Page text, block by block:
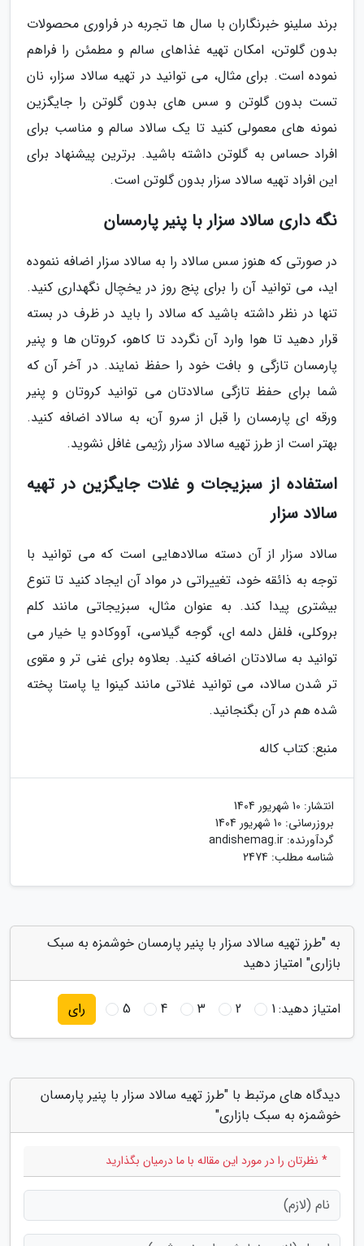
برند سلینو خبرنگاران با سال ها تجربه در فراوری محصولات
بدون گلوتن، امکان تهیه غذاهای سالم و مطمئن را فراهم
نموده است. برای مثال، می توانید در تهیه سالاد سزار، نان
تست بدون گلوتن و سس های بدون گلوتن را جایگزین
نمونه های معمولی کنید تا یک سالاد سالم و مناسب برای
افراد حساس به گلوتن داشته باشید. برترین پیشنهاد برای
این افراد تهیه سالاد سزار بدون گلوتن است.
نگه داری سالاد سزار با پنیر پارمسان
در صورتی که هنوز سس سالاد را به سالاد سزار اضافه ننموده
اید، می توانید آن را برای پنج روز در یخچال نگهداری کنید.
تنها در نظر داشته باشید که سالاد را باید در ظرف در بسته
قرار دهید تا هوا وارد آن نگردد تا کاهو، کروتان ها و پنیر
پارمسان تازگی و بافت خود را حفظ نمایند. در آخر آن که
شما برای حفظ تازگی سالادتان می توانید کروتان و پنیر
ورقه ای پارمسان را قبل از سرو آن، به سالاد اضافه کنید.
بهتر است از طرز تهیه سالاد سزار رژیمی غافل نشوید.
استفاده از سبزیجات و غلات جایگزین در تهیه
سالاد سزار
سالاد سزار از آن دسته سالادهایی است که می توانید با
توجه به ذائقه خود، تغییراتی در مواد آن ایجاد کنید تا تنوع
بیشتری پیدا کند. به عنوان مثال، سبزیجاتی مانند کلم
بروکلی، فلفل دلمه ای، گوجه گیلاسی، آووکادو یا خیار می
توانید به سالادتان اضافه کنید. بعلاوه برای غنی تر و مقوی
تر شدن سالاد، می توانید غلاتی مانند کینوا یا پاستا پخته
شده هم در آن بگنجانید.
منبع: کتاب کاله
انتشار: 10 شهریور 1404
بروزرسانی: 10 شهریور 1404
گردآورنده: andishemag.ir
شناسه مطلب: 2474
به "طرز تهیه سالاد سزار با پنیر پارمسان خوشمزه به سبک
بازاری" امتیاز دهید
امتیاز دهید:1
2
3
4
5 رای
دیدگاه های مرتبط با "طرز تهیه سالاد سزار با پنیر پارمسان
خوشمزه به سبک بازاری"
* نظرتان را در مورد این مقاله با ما درمیان بگذارید